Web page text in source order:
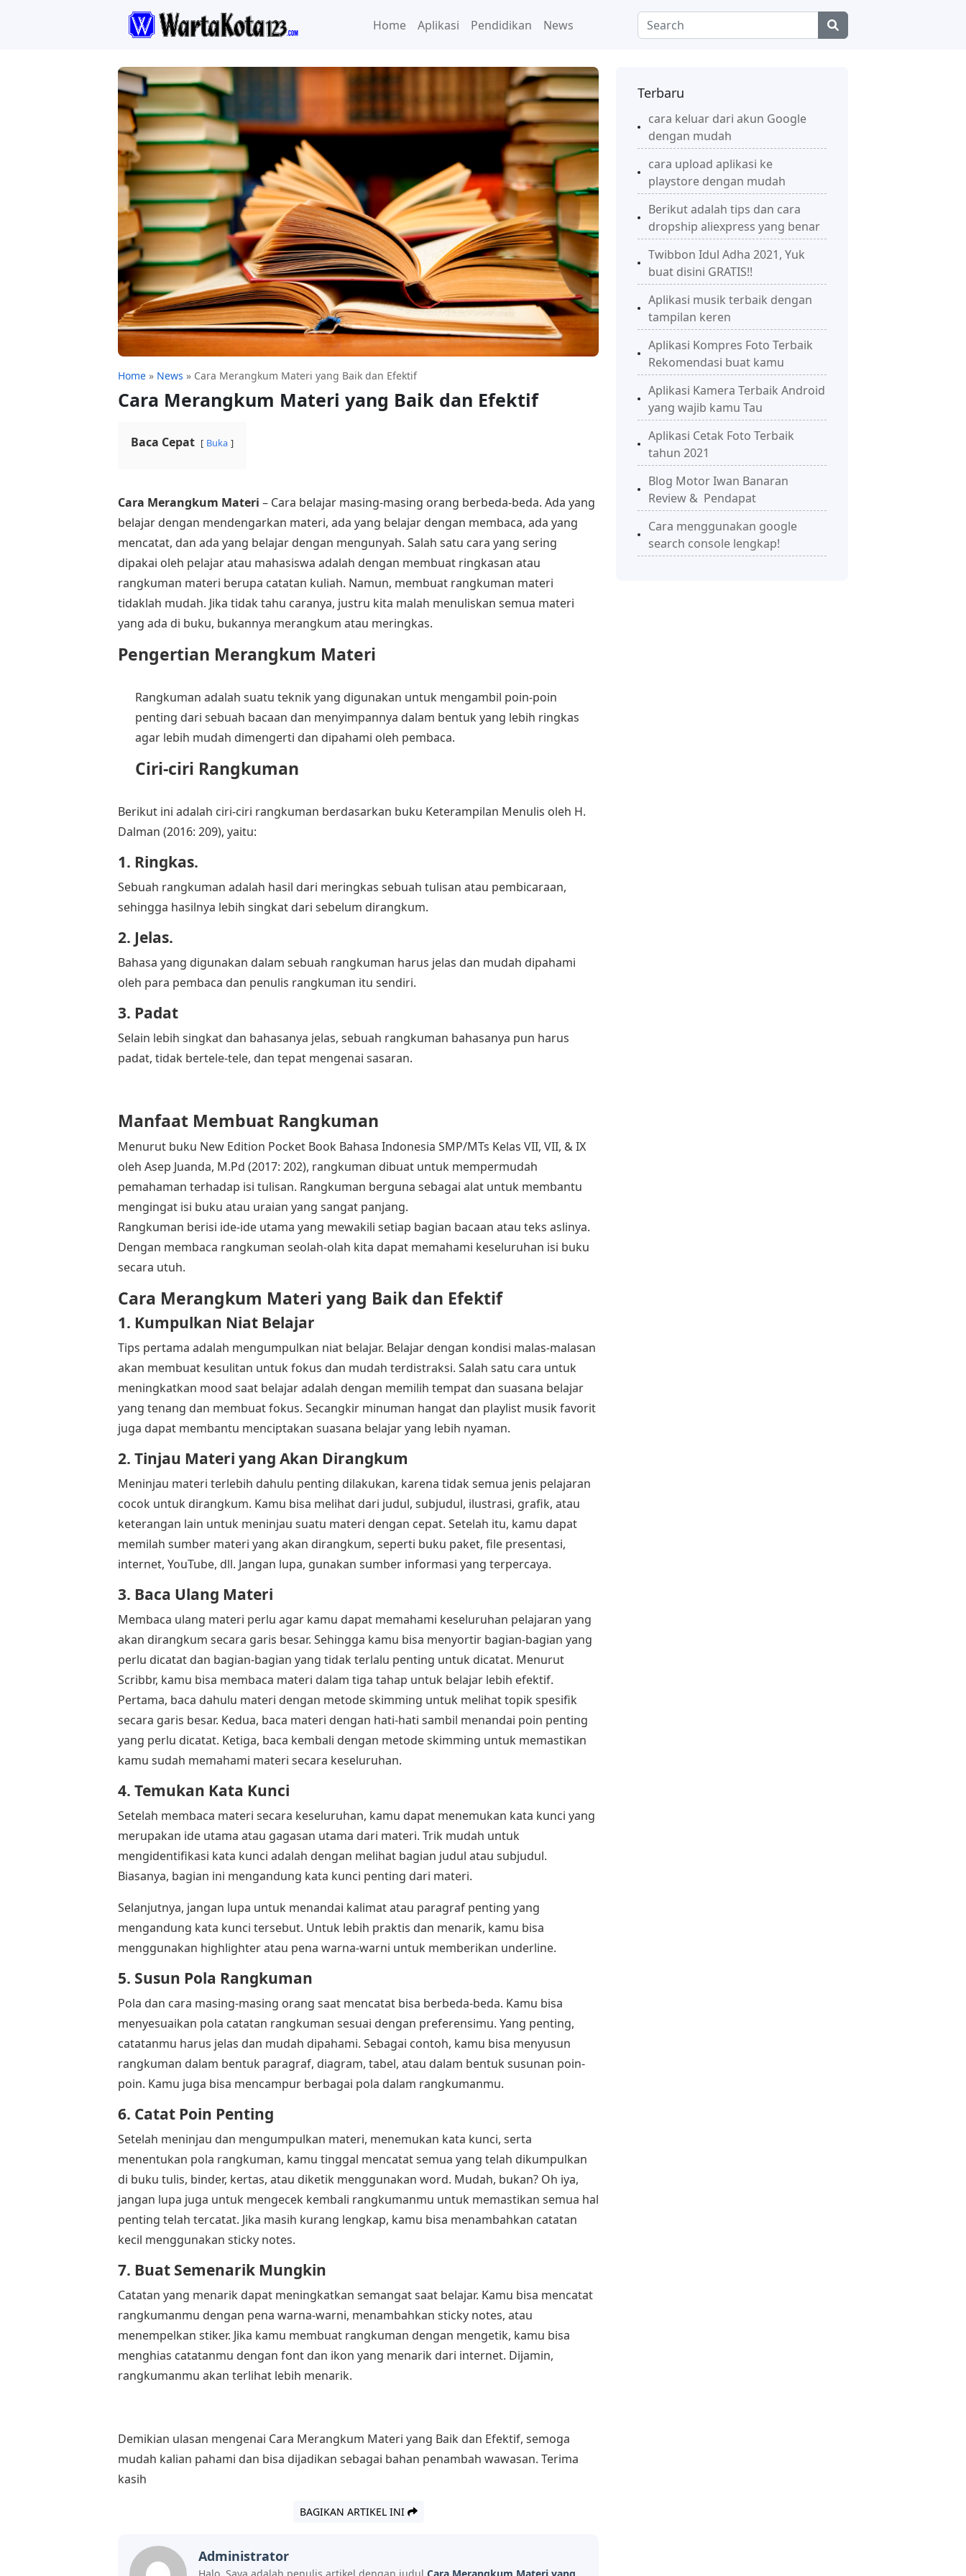
Home Aplikasi Pendidikan News
Home » News » Cara Merangkum Materi yang Baik dan Efektif
Cara Merangkum Materi yang Baik dan Efektif
Baca Cepat Buka
Cara Merangkum Materi – Cara belajar masing-masing orang berbeda-beda. Ada yang
belajar dengan mendengarkan materi, ada yang belajar dengan membaca, ada yang
mencatat, dan ada yang belajar dengan mengunyah. Salah satu cara yang sering
dipakai oleh pelajar atau mahasiswa adalah dengan membuat ringkasan atau
rangkuman materi berupa catatan kuliah. Namun, membuat rangkuman materi
tidaklah mudah. Jika tidak tahu caranya, justru kita malah menuliskan semua materi
yang ada di buku, bukannya merangkum atau meringkas.
Pengertian Merangkum Materi
Rangkuman adalah suatu teknik yang digunakan untuk mengambil poin-poin
penting dari sebuah bacaan dan menyimpannya dalam bentuk yang lebih ringkas
agar lebih mudah dimengerti dan dipahami oleh pembaca.
Ciri-ciri Rangkuman
Berikut ini adalah ciri-ciri rangkuman berdasarkan buku Keterampilan Menulis oleh H.
Dalman (2016: 209), yaitu:
1. Ringkas.
Sebuah rangkuman adalah hasil dari meringkas sebuah tulisan atau pembicaraan,
sehingga hasilnya lebih singkat dari sebelum dirangkum.
2. Jelas.
Bahasa yang digunakan dalam sebuah rangkuman harus jelas dan mudah dipahami
oleh para pembaca dan penulis rangkuman itu sendiri.
3. Padat
Selain lebih singkat dan bahasanya jelas, sebuah rangkuman bahasanya pun harus
padat, tidak bertele-tele, dan tepat mengenai sasaran.
Manfaat Membuat Rangkuman
Menurut buku New Edition Pocket Book Bahasa Indonesia SMP/MTs Kelas VII, VII, & IX
oleh Asep Juanda, M.Pd (2017: 202), rangkuman dibuat untuk mempermudah
pemahaman terhadap isi tulisan. Rangkuman berguna sebagai alat untuk membantu
mengingat isi buku atau uraian yang sangat panjang.
Rangkuman berisi ide-ide utama yang mewakili setiap bagian bacaan atau teks aslinya.
Dengan membaca rangkuman seolah-olah kita dapat memahami keseluruhan isi buku
secara utuh.
Cara Merangkum Materi yang Baik dan Efektif
1. Kumpulkan Niat Belajar
Tips pertama adalah mengumpulkan niat belajar. Belajar dengan kondisi malas-malasan
akan membuat kesulitan untuk fokus dan mudah terdistraksi. Salah satu cara untuk
meningkatkan mood saat belajar adalah dengan memilih tempat dan suasana belajar
yang tenang dan membuat fokus. Secangkir minuman hangat dan playlist musik favorit
juga dapat membantu menciptakan suasana belajar yang lebih nyaman.
2. Tinjau Materi yang Akan Dirangkum
Meninjau materi terlebih dahulu penting dilakukan, karena tidak semua jenis pelajaran
cocok untuk dirangkum. Kamu bisa melihat dari judul, subjudul, ilustrasi, grafik, atau
keterangan lain untuk meninjau suatu materi dengan cepat. Setelah itu, kamu dapat
memilah sumber materi yang akan dirangkum, seperti buku paket, file presentasi,
internet, YouTube, dll. Jangan lupa, gunakan sumber informasi yang terpercaya.
3. Baca Ulang Materi
Membaca ulang materi perlu agar kamu dapat memahami keseluruhan pelajaran yang
akan dirangkum secara garis besar. Sehingga kamu bisa menyortir bagian-bagian yang
perlu dicatat dan bagian-bagian yang tidak terlalu penting untuk dicatat. Menurut
Scribbr, kamu bisa membaca materi dalam tiga tahap untuk belajar lebih efektif.
Pertama, baca dahulu materi dengan metode skimming untuk melihat topik spesifik
secara garis besar. Kedua, baca materi dengan hati-hati sambil menandai poin penting
yang perlu dicatat. Ketiga, baca kembali dengan metode skimming untuk memastikan
kamu sudah memahami materi secara keseluruhan.
4. Temukan Kata Kunci
Setelah membaca materi secara keseluruhan, kamu dapat menemukan kata kunci yang
merupakan ide utama atau gagasan utama dari materi. Trik mudah untuk
mengidentifikasi kata kunci adalah dengan melihat bagian judul atau subjudul.
Biasanya, bagian ini mengandung kata kunci penting dari materi.
Selanjutnya, jangan lupa untuk menandai kalimat atau paragraf penting yang
mengandung kata kunci tersebut. Untuk lebih praktis dan menarik, kamu bisa
menggunakan highlighter atau pena warna-warni untuk memberikan underline.
5. Susun Pola Rangkuman
Pola dan cara masing-masing orang saat mencatat bisa berbeda-beda. Kamu bisa
menyesuaikan pola catatan rangkuman sesuai dengan preferensimu. Yang penting,
catatanmu harus jelas dan mudah dipahami. Sebagai contoh, kamu bisa menyusun
rangkuman dalam bentuk paragraf, diagram, tabel, atau dalam bentuk susunan poin-
poin. Kamu juga bisa mencampur berbagai pola dalam rangkumanmu.
6. Catat Poin Penting
Setelah meninjau dan mengumpulkan materi, menemukan kata kunci, serta
menentukan pola rangkuman, kamu tinggal mencatat semua yang telah dikumpulkan
di buku tulis, binder, kertas, atau diketik menggunakan word. Mudah, bukan? Oh iya,
jangan lupa juga untuk mengecek kembali rangkumanmu untuk memastikan semua hal
penting telah tercatat. Jika masih kurang lengkap, kamu bisa menambahkan catatan
kecil menggunakan sticky notes.
7. Buat Semenarik Mungkin
Catatan yang menarik dapat meningkatkan semangat saat belajar. Kamu bisa mencatat
rangkumanmu dengan pena warna-warni, menambahkan sticky notes, atau
menempelkan stiker. Jika kamu membuat rangkuman dengan mengetik, kamu bisa
menghias catatanmu dengan font dan ikon yang menarik dari internet. Dijamin,
rangkumanmu akan terlihat lebih menarik.
Demikian ulasan mengenai Cara Merangkum Materi yang Baik dan Efektif, semoga
mudah kalian pahami dan bisa dijadikan sebagai bahan penambah wawasan. Terima
kasih
BAGIKAN ARTIKEL INI
Administrator
Terbaru
cara keluar dari akun Google
dengan mudah
cara upload aplikasi ke
playstore dengan mudah
Berikut adalah tips dan cara
dropship aliexpress yang benar
Twibbon Idul Adha 2021, Yuk
buat disini GRATIS!!
Aplikasi musik terbaik dengan
tampilan keren
Aplikasi Kompres Foto Terbaik
Rekomendasi buat kamu
Aplikasi Kamera Terbaik Android
yang wajib kamu Tau
Aplikasi Cetak Foto Terbaik
tahun 2021
Blog Motor Iwan Banaran
Review & Pendapat
Cara menggunakan google
search console lengkap!